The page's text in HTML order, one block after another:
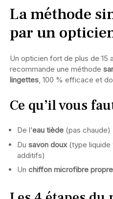
La méthode
par un
Un opticien fort de plus de 15
recommande une méthode
lingettes, 100 % efficace et
Ce qu’il vous
De l’eau tiède (pas chaude)
Du savon doux(type liquide
additifs)
Un chiffon microfibre